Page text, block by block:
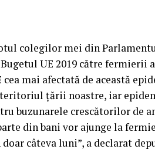
colegilor mei din
UE 2019 către fermierii
mai afectată de această
ţării noastre, iar
buzunarele crescătorilor de
din bani vor ajunge la
câteva luni”, a declarat